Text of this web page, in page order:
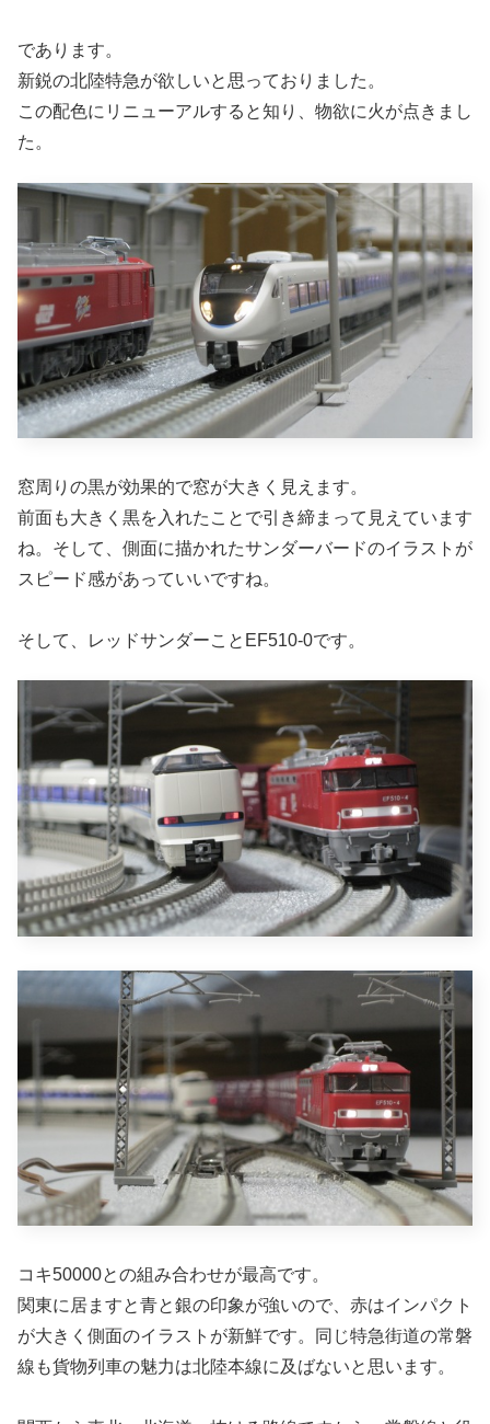
であります。
新鋭の北陸特急が欲しいと思っておりました。
この配色にリニューアルすると知り、物欲に火が点きまし
た。
窓周りの黒が効果的で窓が大きく見えます。
前面も大きく黒を入れたことで引き締まって見えています
ね。そして、側面に描かれたサンダーバードのイラストが
スピード感があっていいですね。
そして、レッドサンダーことEF510-0です。
コキ50000との組み合わせが最高です。
関東に居ますと青と銀の印象が強いので、赤はインパクト
が大きく側面のイラストが新鮮です。同じ特急街道の常磐
線も貨物列車の魅力は北陸本線に及ばないと思います。